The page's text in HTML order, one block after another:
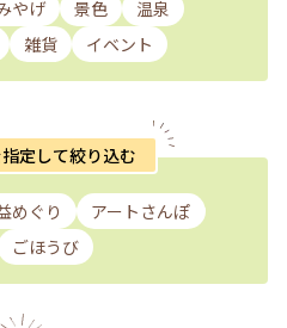
やげ 景色
温泉
雑貨 イベント
定して絞り込む
めぐり
アートさんぽ
ごほうび